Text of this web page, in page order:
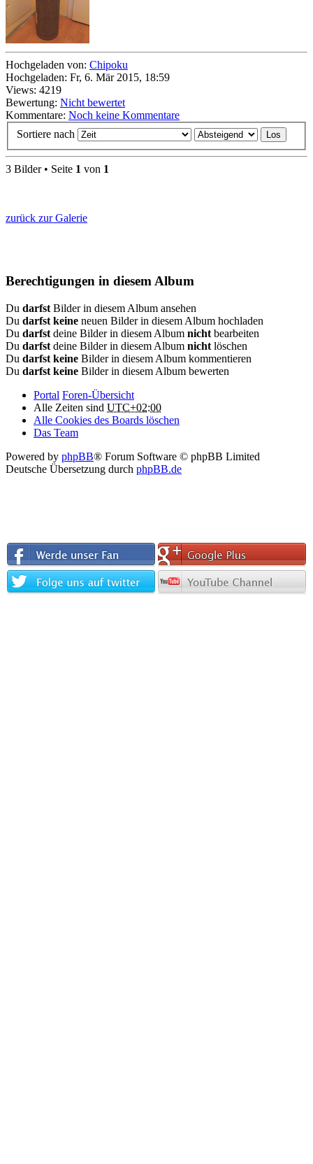
Hochgeladen von: Chipoku
Hochgeladen: Fr, 6. Mär 2015, 18:59
Views: 4219
Bewertung: Nicht bewertet
Kommentare: Noch keine Kommentare
Sortiere nach
3 Bilder • Seite 1 von 1
zurück zur Galerie
Berechtigungen in diesem Album
Du darfst Bilder in diesem Album ansehen
Du darfst keine neuen Bilder in diesem Album hochladen
Du darfst deine Bilder in diesem Album nicht bearbeiten
Du darfst deine Bilder in diesem Album nicht löschen
Du darfst keine Bilder in diesem Album kommentieren
Du darfst keine Bilder in diesem Album bewerten
Portal Foren-Übersicht
Alle Zeiten sind UTC+02:00
Alle Cookies des Boards löschen
Das Team
Powered by phpBB® Forum Software © phpBB Limited
Deutsche Übersetzung durch phpBB.de